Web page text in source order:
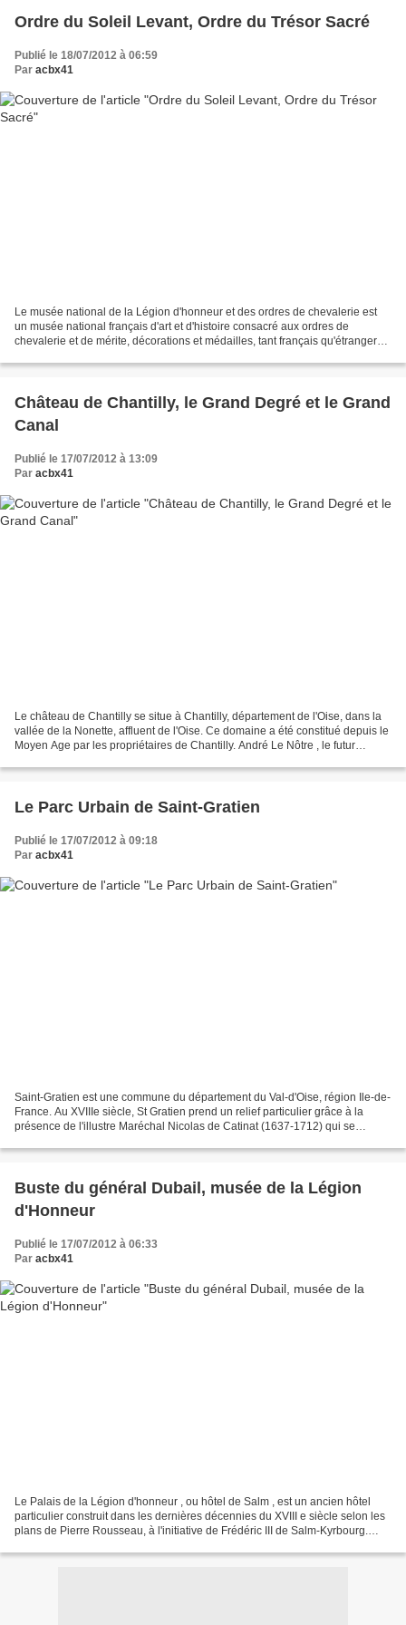
Ordre du Soleil Levant, Ordre du Trésor Sacré
Publié le 18/07/2012 à 06:59
Par acbx41
Le musée national de la Légion d'honneur et des ordres de chevalerie est
un musée national français d'art et d'histoire consacré aux ordres de
chevalerie et de mérite, décorations et médailles, tant français qu'étrangers.
Château de Chantilly, le Grand Degré et le Grand
Canal
Publié le 17/07/2012 à 13:09
Par acbx41
Le château de Chantilly se situe à Chantilly, département de l'Oise, dans la
vallée de la Nonette, affluent de l'Oise. Ce domaine a été constitué depuis le
Moyen Age par les propriétaires de Chantilly. André Le Nôtre , le futur
Le Parc Urbain de Saint-Gratien
Publié le 17/07/2012 à 09:18
Par acbx41
Saint-Gratien est une commune du département du Val-d'Oise, région Ile-de-
France. Au XVIIIe siècle, St Gratien prend un relief particulier grâce à la
présence de l'illustre Maréchal Nicolas de Catinat (1637-1712) qui se
Buste du général Dubail, musée de la Légion
d'Honneur
Publié le 17/07/2012 à 06:33
Par acbx41
Le Palais de la Légion d'honneur , ou hôtel de Salm , est un ancien hôtel
particulier construit dans les dernières décennies du XVIII e siècle selon les
plans de Pierre Rousseau, à l'initiative de Frédéric III de Salm-Kyrbourg.